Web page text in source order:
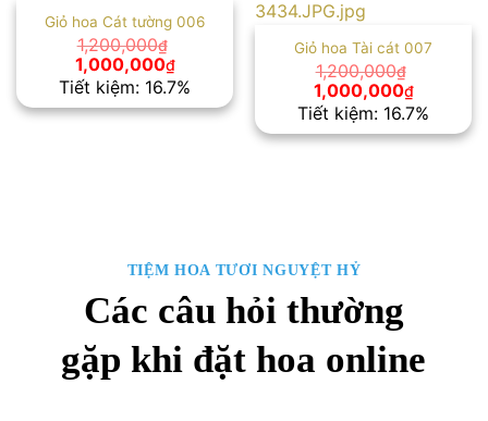
Giỏ hoa Cát tường 006
1,200,000₫
Giá
gốc
là:
1,200,000₫.
1,000,000₫Giá
hiện
tại
là:
1,000,000₫.
Tiết kiệm: 16.7%
Giỏ hoa Tài cát 007
1,200,000₫
Giá
gốc
là:
1,200,000₫.
1,000,000₫Giá
hiện
tại
là:
Tiết kiệm: 16.7%
TIỆM HOA TƯƠI NGUYỆT HỶ
Các câu hỏi thường
gặp khi đặt hoa online